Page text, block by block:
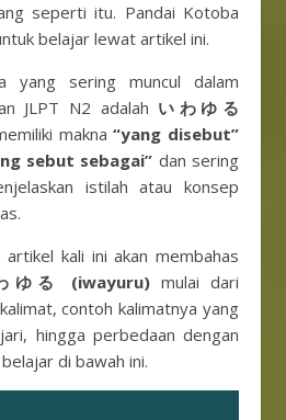
seperti itu. Pandai Kotoba
belajar lewat artikel ini.
yang sering muncul dalam
JLPT N2 adalah いわゆる
makna“yang disebut”
sebut sebagai” dan sering
istilah atau konsep
kali ini akan membahas
ゆる (iwayuru) mulai dari
contoh kalimatnya yang
hingga perbedaan dengan
di bawah ini.